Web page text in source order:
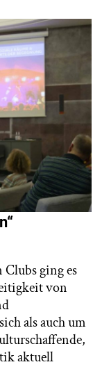
ging es
von
als auch um
aktuell